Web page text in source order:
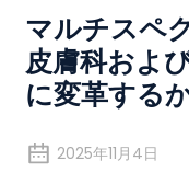
マルチスペ
皮膚科およ
に変革する
2025年11月4日